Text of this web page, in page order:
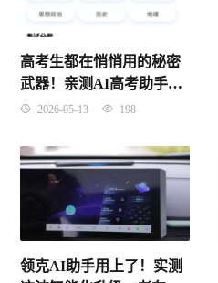
高考生都在悄悄用的秘密
武器！亲测AI高考助手到
底有多神？从600分逆袭
来了
2026-05-13 198
领克AI助手用上了！实测